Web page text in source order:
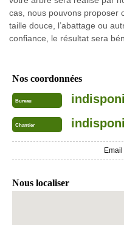
cas, nous pouvons proposer
taille douce, l’abattage ou
confiance, le résultat sera
Nos coordonnées
Bureau
Chantier
Email
Nous localiser